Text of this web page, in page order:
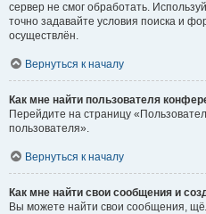
сервер не смог обработать.
точно задавайте условия поиска и
осуществлён.
Вернуться к началу
Как мне найти пользователя
Перейдите на страницу
пользователя».
Вернуться к началу
Как мне найти свои сообщения и
Вы можете найти свои сообщения,